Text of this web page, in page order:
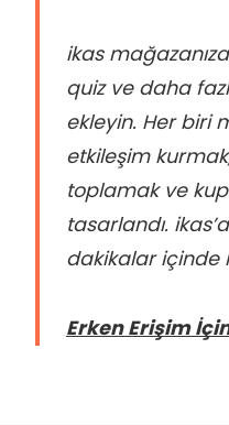
ikas
quiz ve daha
ekleyin. Her biri
etkileşim
toplamak ve
tasarlandı.
dakikalar içinde
Erken Erişim